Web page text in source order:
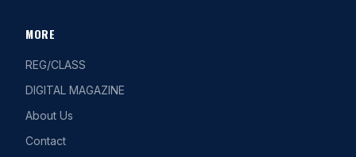
MORE
REG/CLASS
DIGITAL MAGAZINE
About Us
Contact